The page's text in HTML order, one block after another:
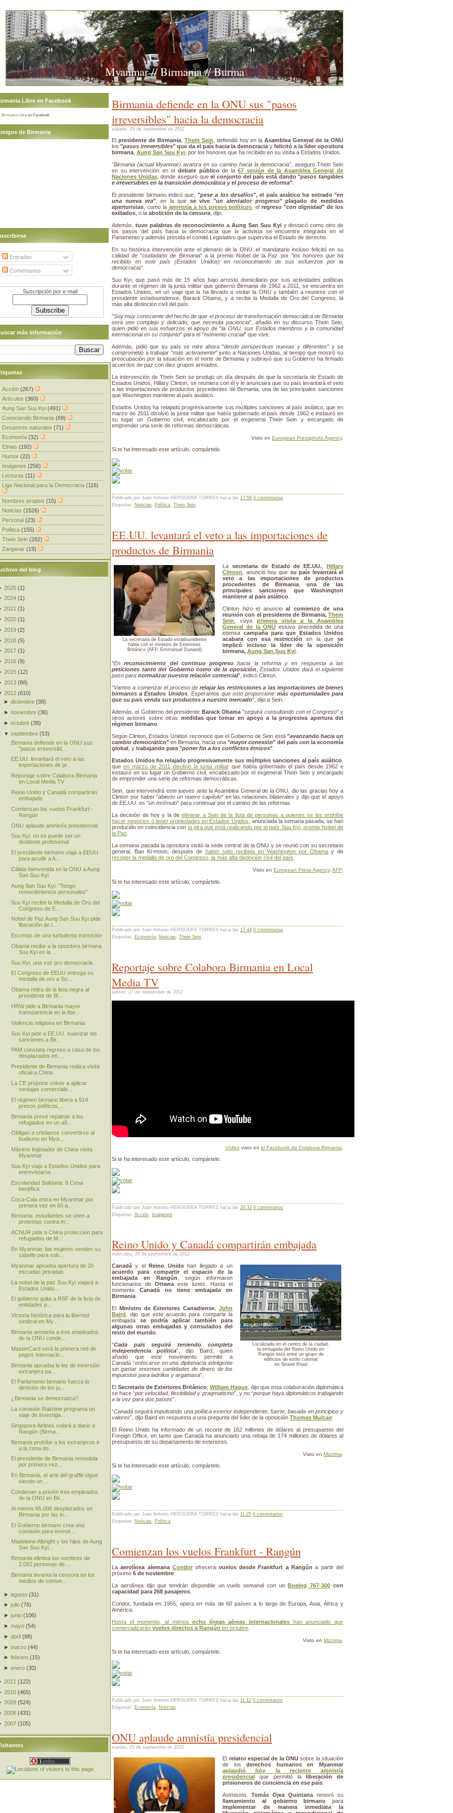
Myanmar // Birmania // Burma
Birmania defiende en la ONU sus "pasos
irreversibles" hacia la democracia
sábado, 29 de septiembre de 2012
El presidente de Birmania, Thein Sein , defendió hoy en laAsamblea General de la ONU
los "pasos irreversibles" que da el país hacia la democracia y felicitó a la líder opositora
birmana Aung San Suu Kyi , por los honores que ha recibido en su visita a Estados Unidos.
"Birmania (actual Myanmar) avanza en su camino hacia la democracia", aseguró Thein Sein
en su intervención en el debate públicode la67 sesión de la Asamblea General de
Naciones Unidas, donde aseguró queel conjunto del país está dando "pasos tangibles
e irreversibles en la transición democrática y el proceso de reforma"
El presidente birmano indicó que, "pese a los desafíos", el país asiático ha entrado "en
una nueva era", en la que se vive "un alentador progreso" plagado de medidas
aperturistas , como la amnistía a los presos políticos , elregreso "con dignidad" de los
exiliados , o la abolición de la censura , dijo.
Además, tuvo palabras de reconocimiento a Aung San Suu Kyiy destacó como otro de
los pasos del país hacia la democracia que la activista se encuentre integrada en el
Parlamento y además presida el comité Legislativo que supervisa el Estado de derecho.
En su histórica intervención ante el plenario de la ONU, el mandatario incluso felicitó en su
calidad de "ciudadano de Birmania" a la premio Nobel de la Paz por "los honores que ha
recibido en este país (Estados Unidos) en reconocimiento de sus esfuerzos por la
democracia".
Suu Kyi, que pasó más de 15 años bajo arresto domiciliario por sus actividades políticas
durante el régimen de la junta militar que gobernó Birmania de 1962 a 2011, se encuentra en
Estados Unidos, en un viaje que la ha llevado a visitar la ONU y también a reunirse con el
presidente estadounidense, Barack Obama, y a recibir la Medalla de Oro del Congreso, la
más alta distinción civil del país.
"Soy muy consciente del hecho de que el proceso de transformación democrática de Birmania
será uno complejo y delicado, que necesita paciencia", añadió en su discurso Thein Sein,
quien pidió en sus esfuerzos el apoyo de "la ONU, sus Estados miembros y la comunidad
internacional en su conjunto" para el "momento crucial" que vive.
Además, pidió que su país se mire ahora "desde perspectivas nuevas y diferentes" y se
comprometió a trabajar "más activamente" junto a Naciones Unidas, al tiempo que mostró su
preocupación por la situación en el norte de Birmania y subrayó que su Gobierno ha firmado
acuerdos de paz con diez grupos armados.
La intervención de Thein Sein se produjo un día después de que la secretaria de Estado de
Estados Unidos, Hillary Clinton, se reuniera con él y le anunciara que su país levantará el veto
a las importaciones de productos procedentes de Birmania, una de las principales sanciones
que Washington mantiene al país asiático.
Estados Unidos ha relajado progresivamente sus múltiples sanciones al país asiático, que en
marzo de 2011 disolvió la junta militar que había gobernado el país desde 1962 e instauró en
su lugar un Gobierno civil, encabezado por el exgeneral Thein Sein y encargado de
emprender una serie de reformas democráticas.
Visto en European Pressphoto Agency.
Si te ha interesado este artículo, compártelo.
Publicado por Juan Antonio HERGUERA TORRES hacia las 17:58 0 comentarios
Etiquetas: Noticias, Política, Thein Sein
EE.UU. levantará el veto a las importaciones de
productos de Birmania
La secretaria de Estado estadounidense
habla con el ministro de Exteriores
Británico (AFP, Emmanuel Dunand)
La secretaria de Estado de EE.UU.
Hillary
Clinton , anunció hoy que su país levantará el
veto a las importaciones de productos
procedentes de Birmania,una de las
principales sanciones que Washington
mantiene al país asiático
Clinton hizo el anuncioal comienzo de una
reunión con el presidente de Birmania, Thein
Sein , cuyaprimera visita a la Asamblea
General de la ONU estuvo precedida de una
intensa campaña para que Estados Unidos
acabara con esa restricción
en la que se
implicó incluso la líder de la oposición
birmana,Aung San Suu Kyi
"Enreconocimiento del continuo progreso hacia la reforma y en respuesta a las
peticiones tanto del Gobierno como de la oposición, Estados Unidos dará el siguiente
paso para normalizar nuestra relación comercial", indicó Clinton.
"Vamos a comenzar el proceso de relajar las restricciones a las importaciones de bienes
birmanos a Estados Unidos. Esperamos que esto proporcione más oportunidades para
que su país venda sus productos a nuestro mercado", dijo a Sein.
Además, el Gobierno del presidente Barack Obama "seguirá consultando con el Congreso" y
otros actores sobre otras medidas que tomar en apoyo a la progresiva apertura del
régimen birmano
Según Clinton, Estados Unidos reconoce que el Gobierno de Sein está "avanzando hacia un
cambio democrático" en Birmania, hacia una "mayor conexión" del país con la economía
global
, y trabajando para "poner fin a los conflictos étnicos"
Estados Unidos ha relajado progresivamente sus múltiples sanciones al país asiático
queen marzo de 2011 disolvió la junta militarque había gobernado el país desde 1962 e
instauró en su lugar un Gobierno civil, encabezado por el exgeneral Thein Sein y encargado
de emprender una serie de reformas democráticas.
Sein, que intervendrá este jueves ante la Asamblea General de la ONU, dio las gracias hoy a
Clinton por haber "abierto un nuevo capítulo" en las relaciones bilaterales y dijo que el apoyo
de EE.UU. es "un estímulo" para continuar por el camino de las reformas.
La decisión de hoy y la deeliminar a Sein de la lista de personas a quienes se les prohíbe
hacer negocios o tener propiedades en Estados Unidos , anunciada la semana pasada, se han
producido en coincidencia con la gira que está realizando por el país Suu Kyi, premio Nobel de
la Paz
La semana pasada la opositora visitó la sede central de la ONU y se reunió con su secretario
general, Ban Ki-moon, después de haber sido recibida en Washington por Obama y de
recoger la medalla de oro del Congreso, la más alta distinción civil del país
Visto en European Press Agency, AFP.
Si te ha interesado este artículo, compártelo.
Publicado por Juan Antonio HERGUERA TORRES hacia las 17:44 0 comentarios
Etiquetas: Economía, Noticias, Thein Sein
Reportaje sobre Colabora Birmania en Local
Media TV
jueves, 27 de septiembre de 2012
Vídeo visto en el Facebook de Colabora Birmania
Si te ha interesado este artículo, compártelo.
Publicado por Juan Antonio HERGUERA TORRES hacia las 20:33 0 comentarios
Etiquetas: Acción Imágenes
Reino Unido y Canadá compartirán embajada
miércoles, 26 de septiembre de 2012
Localizada en el centro de la ciudad,
la embajada del Reino Unido en
Rangún está entre un grupo de
edificios de estilo colonial
en Strand Road
Canadá y elReino Unidohan llegado a un
acuerdo para compartir el espacio de la
embajada en Rangún , según informaron
funcionarios deOttawa este lunes. Hasta el
momento Canadá no tiene embajada en
Birmania
El Ministro de Exteriores Canadiense
John
Baird , dijo que este acuerdo para compartir la
embajada se podría aplicar también para
algunas otras embajadas y consulados del
resto del mundo
“Cada país seguirá teniendo completa
independencia política”, dijo Baird, quien
añadió que este movimiento permite a
Canadá “enfocarse en una diplomacia inteligente
sin gastar enormes cantidades de dinero de los
impuestos para ladrillos y argamasa”.
El Secretario de Exteriores Británico William Hague , dijo que esta colaboración diplomática
se hace “por velocidad, flexibilidad y pragmatismo”, y no “porque haya diplomáticos trabajando
a la vez para dos países”.
“Canadá seguirá impulsando una política exterior independiente, fuerte, basada en principios y
valores”, dijo Baird en respuesta a una pregunta del líder de la oposición Thomas Mulcair
El Reino Unido ha informado de un recorte de 162 millones de dólares al presupuesto del
Foreign Office, en tanto que Canadá ha anunciado una rebaja de 174 millones de dólares al
presupuesto de su departamento de exteriores.
Visto en Mizzima
Si te ha interesado este artículo, compártelo.
Publicado por Juan Antonio HERGUERA TORRES hacia las 11:25 0 comentarios
Etiquetas: Noticias Política
Comienzan los vuelos Frankfurt - Rangún
Laaerolínea alemana Condor ofrecerá vuelos desde Frankfurt a Rangún a partir del
próximo 6 de noviembre
La aerolínea dijo que tendrán disponible un vuelo semanal con unBoeing 767-300 con
capacidad para 268 pasajeros
Condor, fundada en 1955, opera en más de 60 países a lo largo de Europa, Asia, África y
América.
Hasta el momento, al menosocho líneas aéreas internacionales han anunciado que
comercializarán vuelos directos a Rangún en octubre
Visto en Mizzima
Si te ha interesado este artículo, compártelo.
Publicado por Juan Antonio HERGUERA TORRES hacia las 11:12 0 comentarios
Etiquetas: Economía Noticias
ONU aplaude amnistía presidencial
martes, 25 de septiembre de 2012
El relator especial de la ONUsobre la situación
de losderechos humanos en Myanmar
aplaudió hoy la reciente amnistía
presidencial que permitió la liberación de
prisioneros de conciencia en ese país
Asimismo,Tomás Ojea Quintana renovó su
llamamiento al gobierno birmano para
implementar de manera inmediata la
Libre en Facebook
Birmania Libre on Facebook
de Birmania
Entradas
Comentarios
Suscripción por e-mail
más información
Acción (267)
Artículos (360)
Aung San Suu Kyi (491)
Conociendo Birmania (69)
Desastres naturales (71)
Economía (32)
Etnias (192)
Humor (22)
Imágenes (256)
Lecturas (11)
Liga Nacional para la Democracia (116)
Nombres propios (15)
Noticias (1526)
Personal (23)
Política (155)
Thein Sein (282)
Zarganar (19)
del blog
2025 (1)
2024 (1 )
2021 (1)
2020 (1)
2019 (2)
2018 (5)
2017 (1 )
2016 (9)
2015 (12)
2013 (88)
2012 (610)
►diciembre (38)
►noviembre (36)
►octubre (39)
▼septiembre (53)
Birmania defiende en la ONU sus
"pasos irreversibl...
EE.UU. levantará el veto a las
importaciones de pr...
Reportaje sobre Colabora Birmania
en Local Media TV
Reino Unido y Canadá compartirán
embajada
Comienzan los vuelos Frankfurt -
Rangún
ONU aplaude amnistía presidencial
Suu Kyi: no se puede ser un
disidente profesional
El presidente birmano viaja a EEUU
para acudir a A...
Cálida bienvenida en la ONU a Aung
San Suu Kyi
Aung San Suu Kyi: "Tengo
remordimientos personales"
Suu Kyi recibe la Medalla de Oro del
Congreso de E...
Nobel de Paz Aung San Suu Kyi pide
liberación de l...
Escenas de una turbulenta transición
Obama recibe a la opositora birmana
Suu Kyi en la ...
Suu Kyi, una voz pro democracia
El Congreso de EEUU entrega su
medalla de oro a Su...
Obama retira de la lista negra al
presidente de Bi...
HRW pide a Birmania mayor
transparencia en la libe...
Violencia religiosa en Birmania
Suu Kyi pide a EE.UU. suavizar las
sanciones a Bir...
PAM constata regreso a casa de los
desplazados en ...
Presidente de Birmania realiza visita
oficial a China
La CE propone volver a aplicar
ventajas comerciale...
El régimen birmano libera a 514
presos políticos, ...
Birmania prevé repatriar a los
refugiados en un añ...
Obligan a cristianos convertirse al
budismo en Mya...
Máximo legislador de China visita
Myanmar
Suu Kyi viaja a Estados Unidos para
entrevistarse ...
Escolaridad Solidaria: II Cena
benéfica
Coca-Cola entra en Myanmar por
primera vez en 60 a...
Birmania: estudiantes se unen a
protestas contra m...
ACNUR pide a China protección para
refugiados de M...
En Myanmar, las mujeres venden su
cabello para sob...
Myanmar aprueba apertura de 20
escuelas privadas
La nobel de la paz Suu Kyi viajará a
Estados Unido...
El gobierno quita a RSF de la lista de
entidades p...
Victoria histórica para la libertad
sindical en My...
Birmania amnistía a tres empleados
de la ONU conde...
MasterCard será la primera red de
pagos Internacio...
Birmania aprueba la ley de inversión
extranjera pa...
El Parlamento birmano fuerza la
dimisión de los ju...
¿Birmania se democratiza?
La comisión Rakhine programa un
viaje de investiga...
Singapore Airlines volará a diario a
Rangún (Birma...
Birmania prohíbe a los extranjeros ir
a la zona do...
El presidente de Birmania remodela
por primera vez...
En Birmania, el arte del graffiti sigue
siendo un ...
Condenan a prisión tres empleados
de la ONU en Bir...
Al menos 85.000 desplazados en
Birmania por las in...
El Gobierno birmano crea una
comisión para investi...
Madeleine Albright y los hijos de Aung
San Suu Kyi...
Birmania elimina los nombres de
2.082 personas de ...
Birmania levanta la censura en los
medios de comun...
►agosto (31)
►julio (76)
►junio (106)
►mayo (54)
►abril (88)
►marzo (44)
►febrero (15)
►enero (30)
2011 (122)
2010 (465)
2009 (524)
2008 (431)
2007 (105)